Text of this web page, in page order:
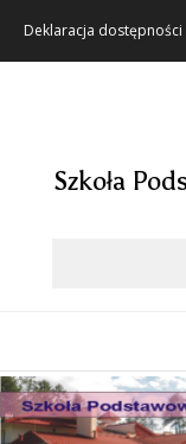
Deklaracja dostępności
Szkoła